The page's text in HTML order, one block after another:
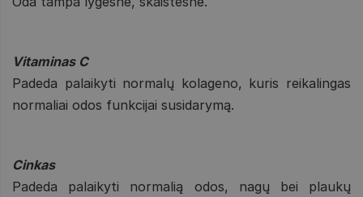
Vitaminas C
Padeda palaikyti normalų kolageno, kuris reikalingas
normaliai odos funkcijai susidarymą.
Cinkas
Padeda palaikyti normalią odos, nagų bei plaukų